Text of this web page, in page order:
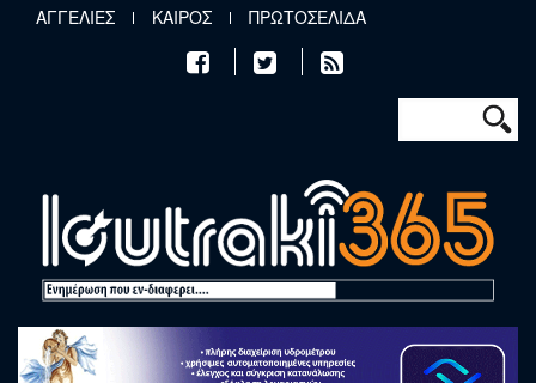
Παράκαμψη προς το κυρίως περιεχόμενο
ΑΓΓΕΛΙΕΣ ΚΑΙΡΟΣ ΠΡΩΤΟΣΕΛΙΔΑ
Φόρμα
Αναζήτηση